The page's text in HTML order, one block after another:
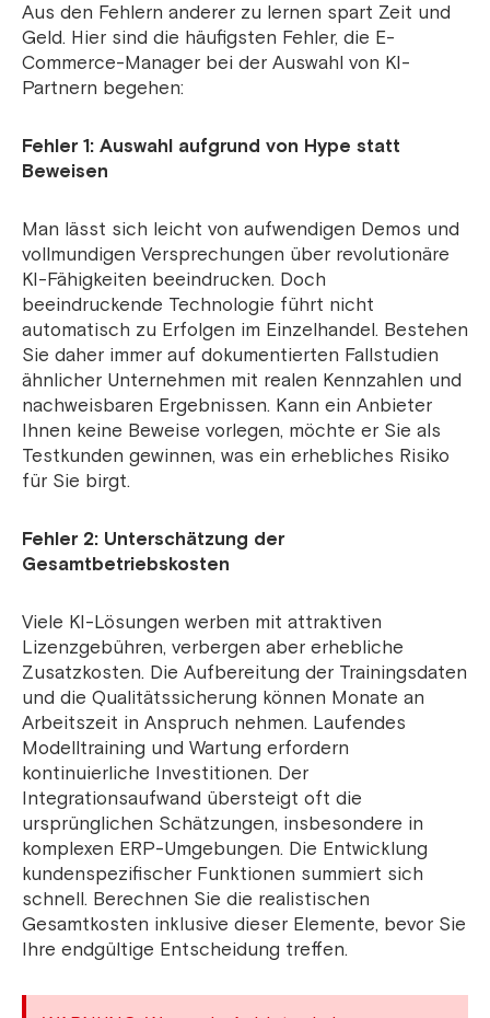
Aus den Fehlern anderer zu lernen spart Zeit und
Geld. Hier sind die häufigsten Fehler, die E-
Commerce-Manager bei der Auswahl von KI-
Partnern begehen:
Fehler 1: Auswahl aufgrund von Hype statt
Beweisen
Man lässt sich leicht von aufwendigen Demos und
vollmundigen Versprechungen über revolutionäre
KI-Fähigkeiten beeindrucken. Doch
beeindruckende Technologie führt nicht
automatisch zu Erfolgen im Einzelhandel. Bestehen
Sie daher immer auf dokumentierten Fallstudien
ähnlicher Unternehmen mit realen Kennzahlen und
nachweisbaren Ergebnissen. Kann ein Anbieter
Ihnen keine Beweise vorlegen, möchte er Sie als
Testkunden gewinnen, was ein erhebliches Risiko
für Sie birgt.
Fehler 2: Unterschätzung der
Gesamtbetriebskosten
Viele KI-Lösungen werben mit attraktiven
Lizenzgebühren, verbergen aber erhebliche
Zusatzkosten. Die Aufbereitung der Trainingsdaten
und die Qualitätssicherung können Monate an
Arbeitszeit in Anspruch nehmen. Laufendes
Modelltraining und Wartung erfordern
kontinuierliche Investitionen. Der
Integrationsaufwand übersteigt oft die
ursprünglichen Schätzungen, insbesondere in
komplexen ERP-Umgebungen. Die Entwicklung
kundenspezifischer Funktionen summiert sich
schnell. Berechnen Sie die realistischen
Gesamtkosten inklusive dieser Elemente, bevor Sie
Ihre endgültige Entscheidung treffen.